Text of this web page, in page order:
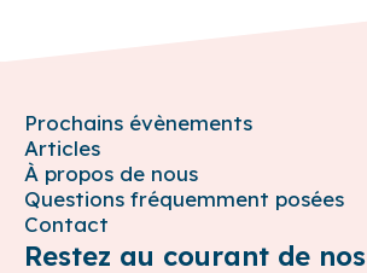
Prochains évènements
Articles
À propos de nous
Questions fréquemment posées
Contact
Restez au courant de nos